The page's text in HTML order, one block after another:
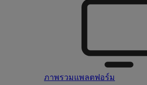
ภาพรวมแพลตฟอร์ม